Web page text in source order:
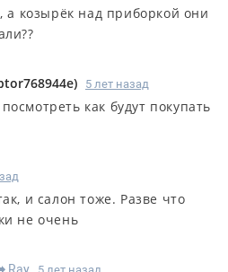
а козырёк над приборкой они
) 5 лет назад
как будут покупать
и салон тоже. Разве что
не очень